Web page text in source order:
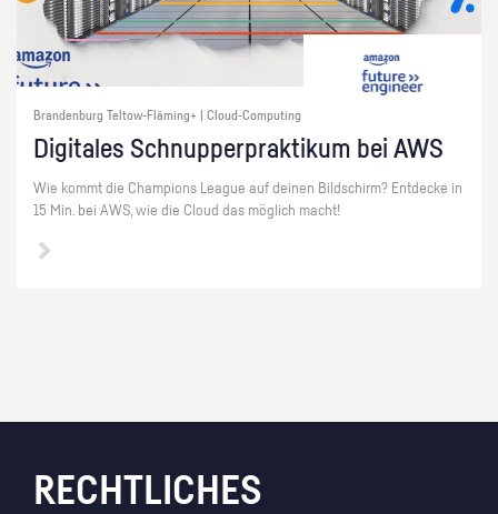
Brandenburg Teltow-Fläming+ | Cloud-Computing
Di­gi­ta­les Schnup­per­prak­ti­kum bei AWS
Wie kommt die Cham­pi­ons Le­ague auf dei­nen Bild­schirm? Ent­de­cke in
15 Min. bei AWS, wie die Cloud das mög­lich macht!
RECHTLICHES